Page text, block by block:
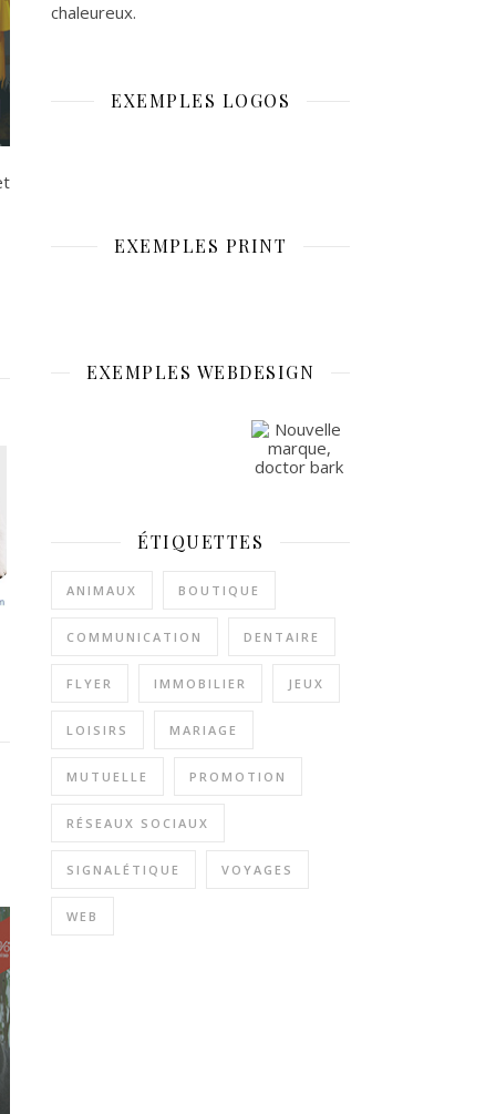
chaleureux.
EXEMPLES LOGOS
EXEMPLES PRINT
EXEMPLES WEBDESIGN
ÉTIQUETTES
ANIMAUX BOUTIQUE
COMMUNICATION DENTAIRE
FLYER IMMOBILIER JEUX
LOISIRS MARIAGE
MUTUELLE PROMOTION
RÉSEAUX SOCIAUX
SIGNALÉTIQUE VOYAGES
WEB